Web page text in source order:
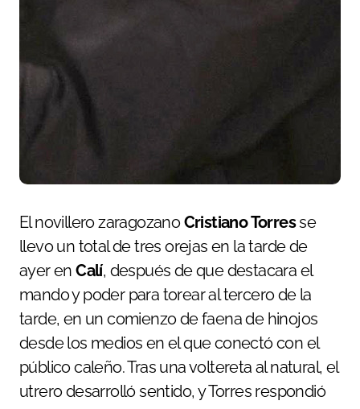
El novillero zaragozanoCristiano Torresse
llevo un total de tres orejas en la tarde de
ayer enCalí, después de que destacara el
mando y poder para torear al tercero de la
tarde, en un comienzo de faena de hinojos
desde los medios en el que conectó con el
público caleño. Tras una voltereta al natural, el
utrero desarrolló sentido, y Torres respondió